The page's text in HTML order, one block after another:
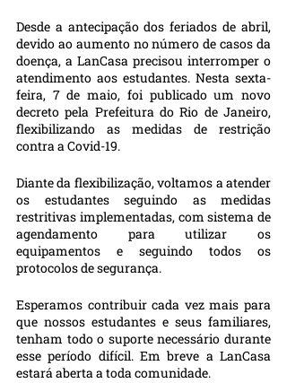
Desde a antecipação dos feriados de abril,
devido ao aumento no número de casos da
doença, a LanCasa precisou interromper o
atendimento aos estudantes. Nesta sexta-
feira, 7 de maio, foi publicado um novo
decreto pela Prefeitura do Rio de Janeiro,
flexibilizando as medidas de restrição
contra a Covid-19.
Diante da flexibilização, voltamos a atender
os estudantes seguindo as medidas
restritivas implementadas, com sistema de
agendamento para utilizar os
equipamentos e seguindo todos os
protocolos de segurança.
Esperamos contribuir cada vez mais para
que nossos estudantes e seus familiares,
tenham todo o suporte necessário durante
esse período difícil. Em breve a LanCasa
estará aberta a toda comunidade.